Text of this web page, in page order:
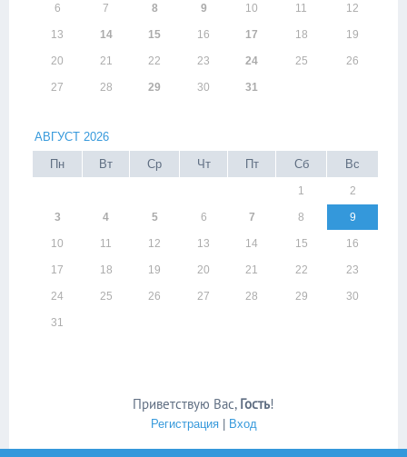
6 7 8 9 10 11 12
13 14 15 16 17 18 19
20 21 22 23 24 25 26
27 28 29 30 31
АВГУСТ 2026
Пн
Вт Ср Чт Пт Сб Вс
1 2
3 4 5 6 7 8 9
10 11 12 13 14 15 16
17 18 19 20 21 22 23
24 25 26 27 28 29 30
31
Приветствую Вас, Гость!
Регистрация| Вход